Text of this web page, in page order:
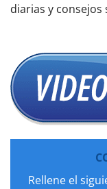
diarias y
Rellene el